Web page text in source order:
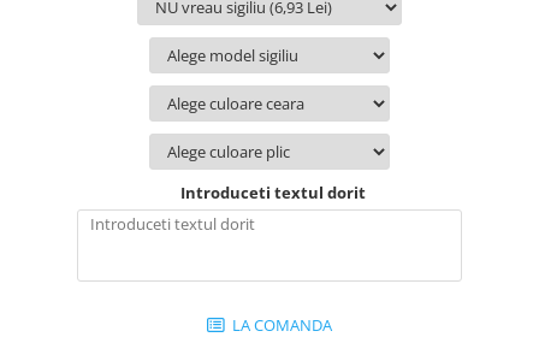
Introduceti textul dorit
LA COMANDA